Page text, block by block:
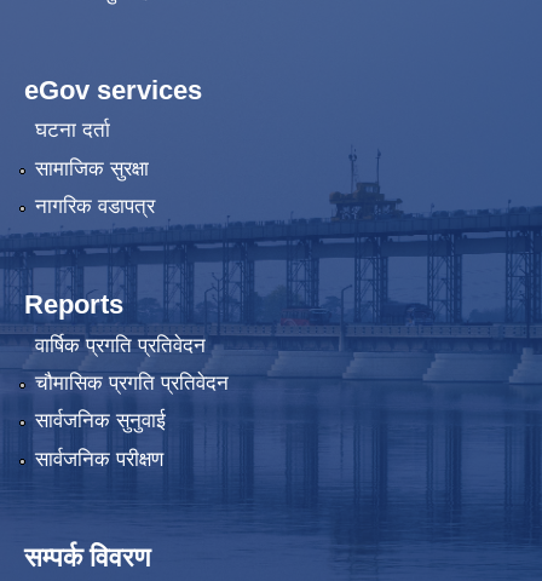
eGov services
घटना दर्ता
सामाजिक सुरक्षा
नागरिक वडापत्र
Reports
वार्षिक प्रगति प्रतिवेदन
चौमासिक प्रगति प्रतिवेदन
सार्वजनिक सुनुवाई
सार्वजनिक परीक्षण
सम्पर्क विवरण